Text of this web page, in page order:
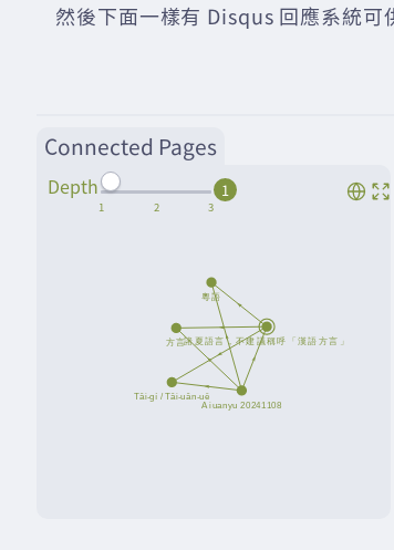
然後下面一樣有 Disqus 回應系統可
Connected Pages
Depth 1